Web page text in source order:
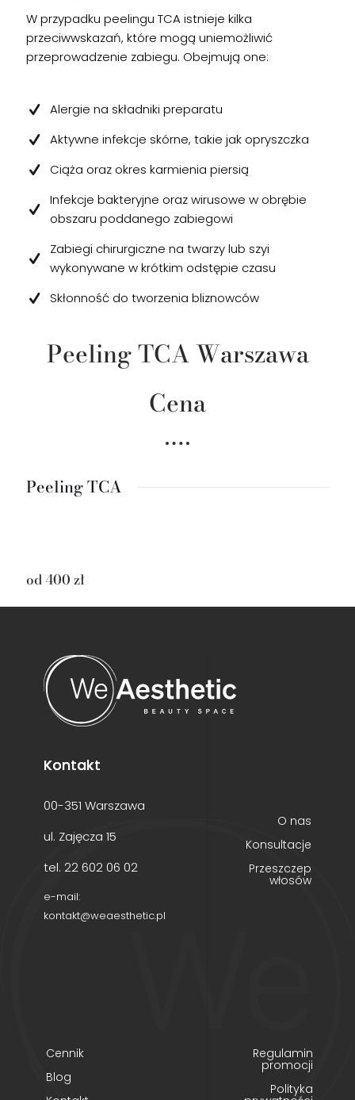
W przypadku peelingu TCA istnieje kilka
przeciwwskazań, które mogą uniemożliwić
przeprowadzenie zabiegu. Obejmują one:
Alergie na składniki preparatu
Aktywne infekcje skórne, takie jak opryszczka
Ciąża oraz okres karmienia piersią
Infekcje bakteryjne oraz wirusowe w obrębie
obszaru poddanego zabiegowi
Zabiegi chirurgiczne na twarzy lub szyi
wykonywane w krótkim odstępie czasu
Skłonność do tworzenia bliznowców
Peeling TCA Warszawa
Cena
Peeling TCA
od 400 zł
Kontakt
00-351 Warszawa
ul. Zajęcza 15
tel. 22 602 06 02
e-mail:
kontakt@weaesthetic.pl
O nas
Konsultacje
Przeszczep
włosów
Cennik
Blog
Regulamin
promocji
Polityka